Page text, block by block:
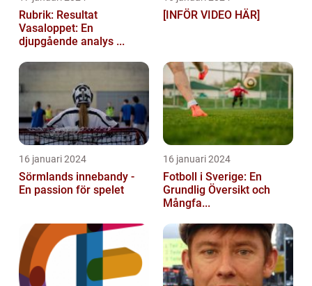
Rubrik: Resultat
Vasaloppet: En
djupgående analys ...
[INFÖR VIDEO HÄR]
16 januari 2024
Sörmlands innebandy -
En passion för spelet
16 januari 2024
Fotboll i Sverige: En
Grundlig Översikt och
Mångfa...